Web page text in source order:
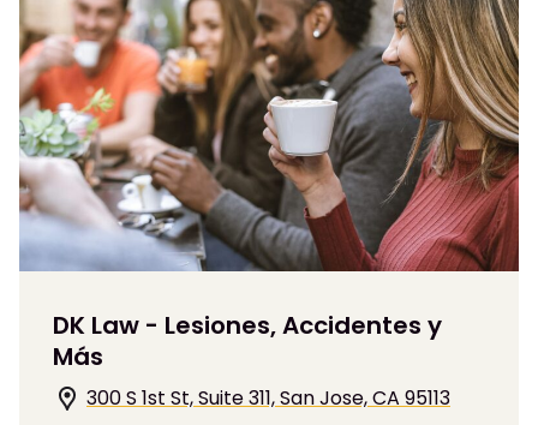
DK Law - Lesiones, Accidentes y
Más
300 S 1st St, Suite 311, San Jose, CA 95113